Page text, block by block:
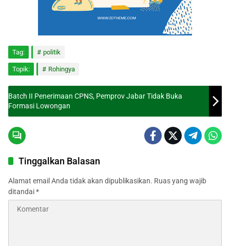
Tag: politik
Topik: Rohingya
Batch II Penerimaan CPNS, Pemprov Jabar Tidak Buka
Formasi Lowongan
Tinggalkan Balasan
Alamat email Anda tidak akan dipublikasikan. Ruas yang wajib
ditandai*